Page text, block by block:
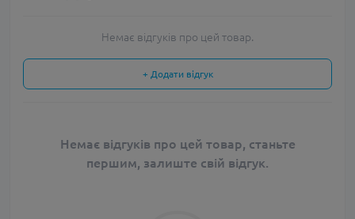
Немає відгуків про цей товар.
+ Додати відгук
Немає відгуків про цей товар, станьте
першим, залиште свій відгук.